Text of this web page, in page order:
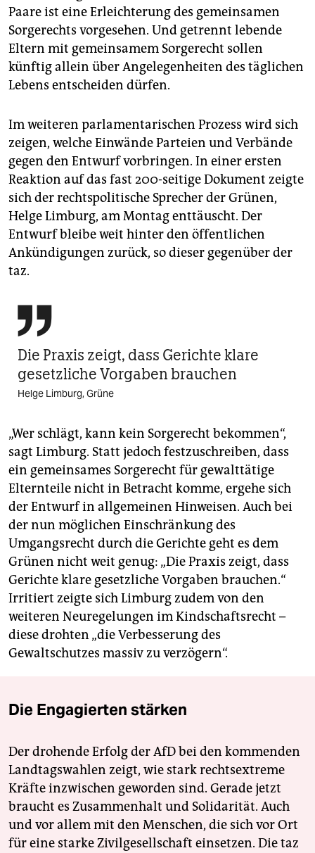
Paare ist eine Erleichterung des gemeinsamen
Sorgerechts vorgesehen. Und getrennt lebende
Eltern mit gemeinsamem Sorgerecht sollen
künftig allein über Angelegenheiten des täglichen
Lebens entscheiden dürfen.
Im weiteren parlamentarischen Prozess wird sich
zeigen, welche Einwände Parteien und Verbände
gegen den Entwurf vorbringen. In einer ersten
Reaktion auf das fast 200-seitige Dokument zeigte
sich der rechtspolitische Sprecher der Grünen,
Helge Limburg, am Montag enttäuscht. Der
Entwurf bleibe weit hinter den öffentlichen
Ankündigungen zurück, so dieser gegenüber der
taz.

Die Praxis zeigt, dass Gerichte klare
gesetzliche Vorgaben brauchen
Helge Limburg, Grüne
„Wer schlägt, kann kein Sorgerecht bekommen“,
sagt Limburg. Statt jedoch festzuschreiben, dass
ein gemeinsames Sorgerecht für gewalttätige
Elternteile nicht in Betracht komme, ergehe sich
der Entwurf in allgemeinen Hinweisen. Auch bei
der nun möglichen Einschränkung des
Umgangsrecht durch die Gerichte geht es dem
Grünen nicht weit genug: „Die Praxis zeigt, dass
Gerichte klare gesetzliche Vorgaben brauchen.“
Irritiert zeigte sich Limburg zudem von den
weiteren Neuregelungen im Kindschaftsrecht –
diese drohten „die Verbesserung des
Gewaltschutzes massiv zu verzögern“.
Die Engagierten stärken
Der drohende Erfolg der AfD bei den kommenden
Landtagswahlen zeigt, wie stark rechtsextreme
Kräfte inzwischen geworden sind. Gerade jetzt
braucht es Zusammenhalt und Solidarität. Auch
und vor allem mit den Menschen, die sich vor Ort
für eine starke Zivilgesellschaft einsetzen. Die taz